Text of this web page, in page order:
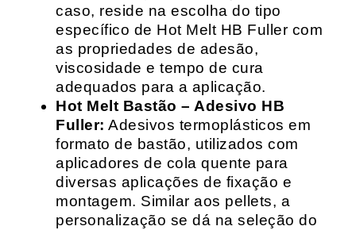
caso, reside na escolha do tipo
específico de Hot Melt HB Fuller com
as propriedades de adesão,
viscosidade e tempo de cura
adequados para a aplicação.
Hot Melt Bastão – Adesivo HB
Fuller: Adesivos termoplásticos em
formato de bastão, utilizados com
aplicadores de cola quente para
diversas aplicações de fixação e
montagem. Similar aos pellets, a
personalização se dá na seleção do